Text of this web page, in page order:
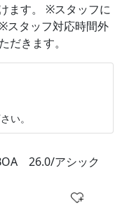
ます。 ※スタッフに
スタッフ対応時間外
だきます。
い。
26.0/アシック